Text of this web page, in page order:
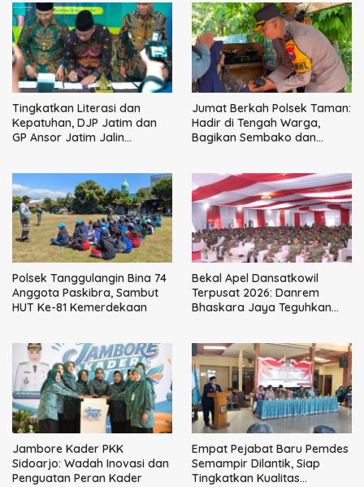
Tingkatkan Literasi dan
Kepatuhan, DJP Jatim dan
GP Ansor Jatim Jalin
Jumat Berkah Polsek Taman:
Hadir di Tengah Warga,
Bagikan Sembako dan
Polsek Tanggulangin Bina 74
Anggota Paskibra, Sambut
HUT Ke-81 Kemerdekaan
Bekal Apel Dansatkowil
Terpusat 2026: Danrem
Bhaskara Jaya Teguhkan
Jambore Kader PKK
Sidoarjo: Wadah Inovasi dan
Penguatan Peran Kader
Empat Pejabat Baru Pemdes
Semampir Dilantik, Siap
Tingkatkan Kualitas